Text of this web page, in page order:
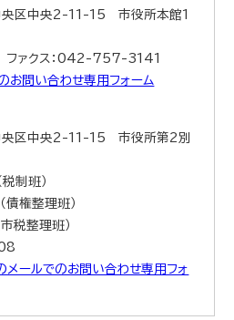
区中央2-11-15 市役所本館1
ァクス：042-757-3141
お問い合わせ専用フォーム
区中央2-11-15 市役所第2別
制班）
権整理班）
税整理班）
メールでのお問い合わせ専用フォ